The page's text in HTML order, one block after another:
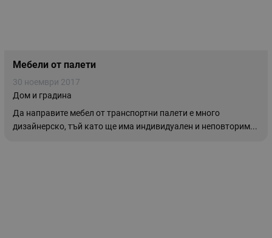
Мебели от палети
30 ноември 2017
Дом и градина
Да направите мебел от транспортни палети е много
дизайнерско, тъй като ще има индивидуален и неповторим...